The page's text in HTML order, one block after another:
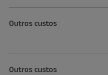
Outros custos
Outros custos